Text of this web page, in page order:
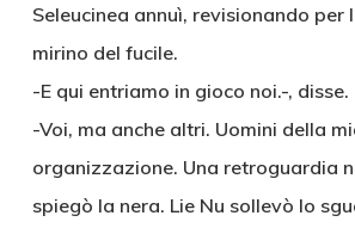
Seleucinea annuì, revisionando
mirino del fucile.
-E qui entriamo in gioco noi.-, disse.
-Voi, ma anche altri. Uomini della
organizzazione. Una retroguardia
spiegò la nera. Lie Nu sollevò lo